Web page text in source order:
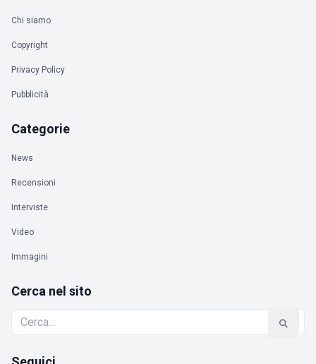
Chi siamo
Copyright
Privacy Policy
Pubblicità
Categorie
News
Recensioni
Interviste
Video
Immagini
Cerca nel sito